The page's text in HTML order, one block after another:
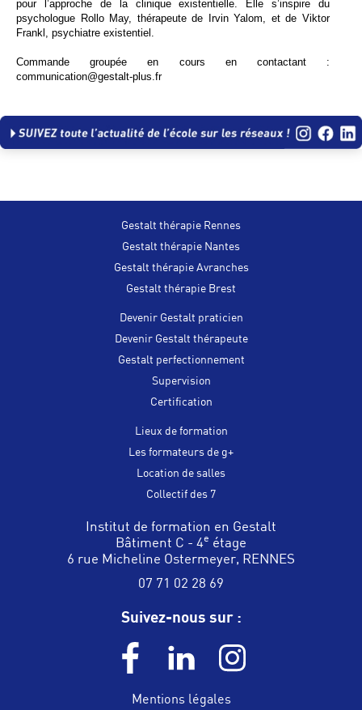
pour l’approche de la clinique existentielle. Elle s’inspire du
psychologue Rollo May, thérapeute de Irvin Yalom, et de Viktor
Frankl, psychiatre existentiel.
Commande groupée en cours en contactant :
communication@gestalt-plus.fr
Gestalt thérapie Rennes
Gestalt thérapie Nantes
Gestalt thérapie Avranches
Gestalt thérapie Brest
Devenir Gestalt praticien
Devenir Gestalt thérapeute
Gestalt perfectionnement
Supervision
Certification
Lieux de formation
Les formateurs de g+
Location de salles
Collectif des 7
Institut de formation en Gestalt
Bâtiment C - 4e étage
6 rue Micheline Ostermeyer, RENNES
07 71 02 28 69
Suivez-nous sur :
Mentions légales